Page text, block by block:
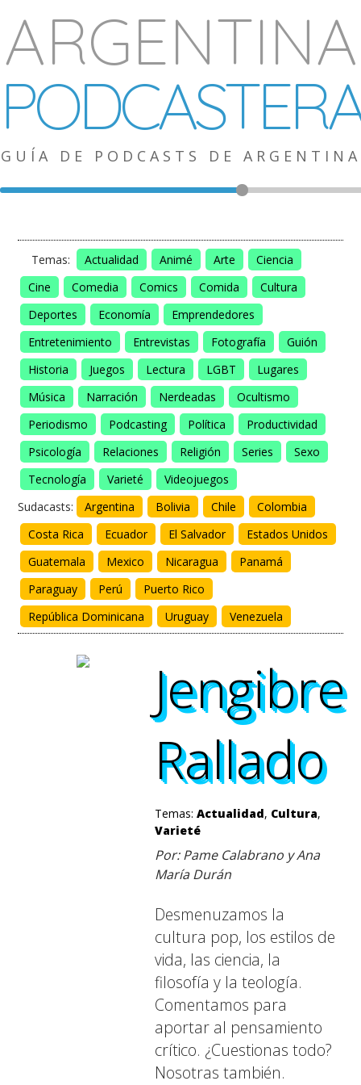
ARGENTINA
GUÍA DE PODCASTS DE ARGENTINA
Temas: Actualidad Animé Arte
Ciencia
Cine
Comedia Comics Comida
Cultura
Deportes
Economía
Emprendedores
Entretenimiento
Entrevistas Fotografía
Guión
Historia
Juegos Lectura LGBT
Lugares
Música
Narración Nerdeadas
Ocultismo
Periodismo
Podcasting Política
Productividad
Psicología
Relaciones Religión Series
Sexo
Tecnología
Varieté
Videojuegos
Sudacasts:
Argentina Bolivia Chile
Colombia
Costa Rica
Ecuador El Salvador
Estados Unidos
Guatemala
Mexico Nicaragua
Panamá
Paraguay
Perú
Puerto Rico
República Dominicana
Uruguay Venezuela
Jengibre
Rallado
Jengibre
Rallado
Jengibre
Rallado
Jengibre
Rallado
Temas: Actualidad, Cultura,
Varieté
Por: Pame Calabrano y Ana
María Durán
Desmenuzamos la
cultura pop, los estilos de
vida, las ciencia, la
filosofía y la teología.
Comentamos para
aportar al pensamiento
crítico. ¿Cuestionas todo?
Nosotras también.